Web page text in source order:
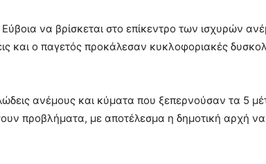
να βρίσκεται στο επίκεντρο των ισχυρών
και ο παγετός προκάλεσαν κυκλοφοριακές
ανέμους και κύματα που ξεπερνούσαν τα 5
προβλήματα, με αποτέλεσμα η δημοτική αρχή να